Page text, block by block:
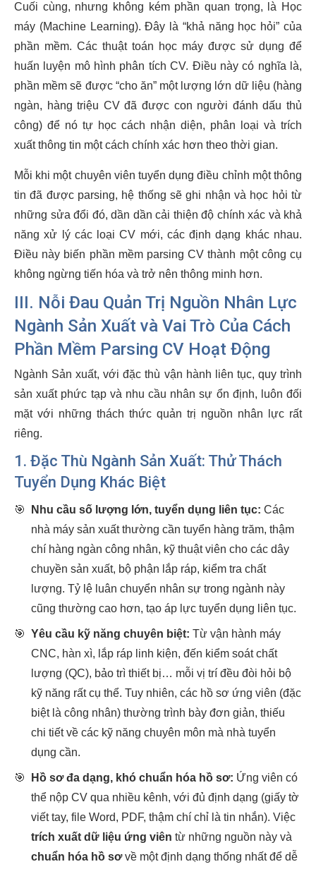
Cuối cùng, nhưng không kém phần quan trọng, là Học
máy (Machine Learning). Đây là “khả năng học hỏi” của
phần mềm. Các thuật toán học máy được sử dụng để
huấn luyện mô hình phân tích CV. Điều này có nghĩa là,
phần mềm sẽ được “cho ăn” một lượng lớn dữ liệu (hàng
ngàn, hàng triệu CV đã được con người đánh dấu thủ
công) để nó tự học cách nhận diện, phân loại và trích
xuất thông tin một cách chính xác hơn theo thời gian.
Mỗi khi một chuyên viên tuyển dụng điều chỉnh một thông
tin đã được parsing, hệ thống sẽ ghi nhận và học hỏi từ
những sửa đổi đó, dần dần cải thiện độ chính xác và khả
năng xử lý các loại CV mới, các định dạng khác nhau.
Điều này biến phần mềm parsing CV thành một công cụ
không ngừng tiến hóa và trở nên thông minh hơn.
III. Nỗi Đau Quản Trị Nguồn Nhân Lực
Ngành Sản Xuất và Vai Trò Của Cách
Phần Mềm Parsing CV Hoạt Động
Ngành Sản xuất, với đặc thù vận hành liên tục, quy trình
sản xuất phức tạp và nhu cầu nhân sự ổn định, luôn đối
mặt với những thách thức quản trị nguồn nhân lực rất
riêng.
1. Đặc Thù Ngành Sản Xuất: Thử Thách
Tuyển Dụng Khác Biệt
🎯 Nhu cầu số lượng lớn, tuyển dụng liên tục: Các
nhà máy sản xuất thường cần tuyển hàng trăm, thậm
chí hàng ngàn công nhân, kỹ thuật viên cho các dây
chuyền sản xuất, bộ phận lắp ráp, kiểm tra chất
lượng. Tỷ lệ luân chuyển nhân sự trong ngành này
cũng thường cao hơn, tạo áp lực tuyển dụng liên tục.
🎯 Yêu cầu kỹ năng chuyên biệt: Từ vận hành máy
CNC, hàn xì, lắp ráp linh kiện, đến kiểm soát chất
lượng (QC), bảo trì thiết bị… mỗi vị trí đều đòi hỏi bộ
kỹ năng rất cụ thể. Tuy nhiên, các hồ sơ ứng viên (đặc
biệt là công nhân) thường trình bày đơn giản, thiếu
chi tiết về các kỹ năng chuyên môn mà nhà tuyển
dụng cần.
🎯 Hồ sơ đa dạng, khó chuẩn hóa hồ sơ: Ứng viên có
thể nộp CV qua nhiều kênh, với đủ định dạng (giấy tờ
viết tay, file Word, PDF, thậm chí chỉ là tin nhắn). Việc
trích xuất dữ liệu ứng viên từ những nguồn này và
chuẩn hóa hồ sơvề một định dạng thống nhất để dễ